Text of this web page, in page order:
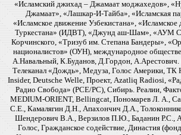
«Исламский джихад – Джамаат моджахедов»,
Джамаат», «Лашкар-И-Тайба», «Исламская
«Исламское движение Узбекистана»,
Туркестана» (ИДВТ), «Джунд аш-Шам», «АУМ
Корчинского, «Тризуб им. Степана Бандеры»,
националистов» (ОУН), международное
А.Навальный, К.Буданов, Д.Гордон,
Телеканал «Дождь», Медуза, Голос Америки, ТК
Insider, Deutsche Welle, Проект, Azatliq Radiosi,
Радио Свобода» (PCE/PC), Сибирь. Реалии,
MEDIUM-ORIENT, Bellingcat, Пономарев Л. А.,
С.Е., Камалягин Д.Н., Апахончич Д.А.,
Шендерович В.А., Верзилов П.Ю., Баданин Р.С.,
Голос, Гражданское содействие, Династия